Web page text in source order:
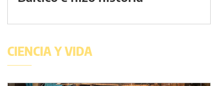
CIENCIA Y VIDA